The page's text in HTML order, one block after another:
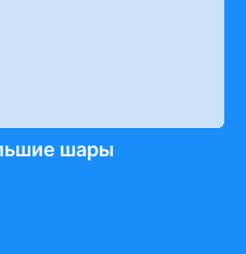
шары